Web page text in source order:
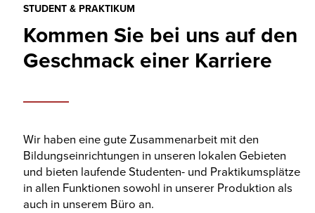
STUDENT & PRAKTIKUM
Kommen Sie bei uns auf den
Geschmack einer Karriere
Wir haben eine gute Zusammenarbeit mit den
Bildungseinrichtungen in unseren lokalen Gebieten
und bieten laufende Studenten- und Praktikumsplätze
in allen Funktionen sowohl in unserer Produktion als
auch in unserem Büro an.